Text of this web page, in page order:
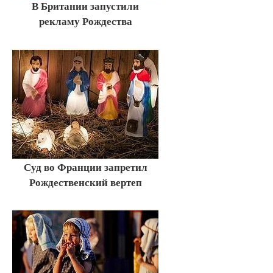
В Британии запустили
рекламу Рождества
Суд во Франции запретил
Рождественский вертеп